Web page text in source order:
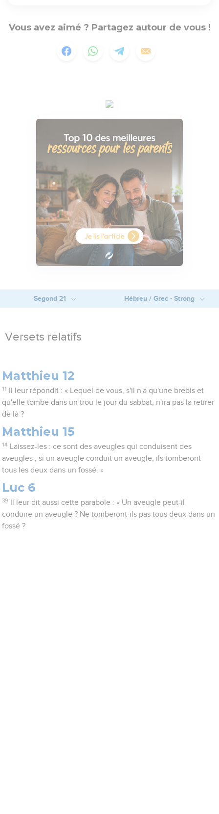
Vous avez aimé ? Partagez autour de vous !
Segond 21 Hébreu / Grec - Strong
Versets relatifs
Matthieu 12
11
Il leur répondit : « Lequel de vous, s'il n'a qu'une brebis et
qu'elle tombe dans un trou le jour du sabbat, n'ira pas la retirer
de là ?
Matthieu 15
14
Laissez-les : ce sont des aveugles qui conduisent des
aveugles ; si un aveugle conduit un aveugle, ils tomberont
tous les deux dans un fossé. »
Luc 6
39
Il leur dit aussi cette parabole : « Un aveugle peut-il
conduire un aveugle ? Ne tomberont-ils pas tous deux dans un
fossé ?